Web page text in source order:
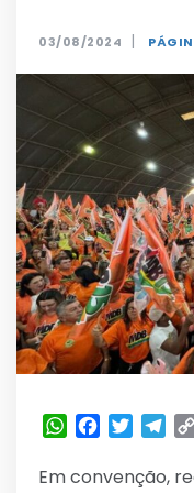
03/08/2024 |
WhatsApp
Facebook
Twitter
Em convenção,